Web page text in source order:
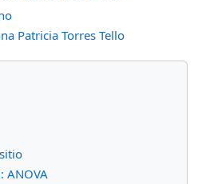
Patricia Torres Tello
ANOVA